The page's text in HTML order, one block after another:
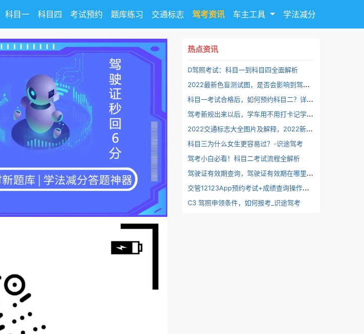
科目一 科目四 考试预约 题库练习 交通标志 驾考资讯 车主工具 学法减分
热点资讯
D驾照考试：科目一到科目四全面解析
2
022最新色盲测试图，是否会影响到驾考资格？最后两张你看出来了吗？-识途驾考
科
目一考试合格后，如何预约科目二？详细解析预约流程和注意事项
驾
考新规出来以后，学车用不用打卡记学时 ？驾考打卡时间最新规定？电子手刹上坡起步怎么用 ？_识途驾考
2
022交通标志大全图片及解释，2022新版道路交通指示标牌-识途驾考
科目三为什么女生更容易过？-识途驾考
驾考小白必看！科目二考试流程全解析
驾
驶证有效期查询，驾驶证有效期在哪里看？“交管12123”查询驾驶证有效期，三分钟出结果！
交
管12123App预约考试+成绩查询操作步骤！速看！自学考驾照?-考驾照约考流程
C3 驾照申领条件，如何报考_识途驾考